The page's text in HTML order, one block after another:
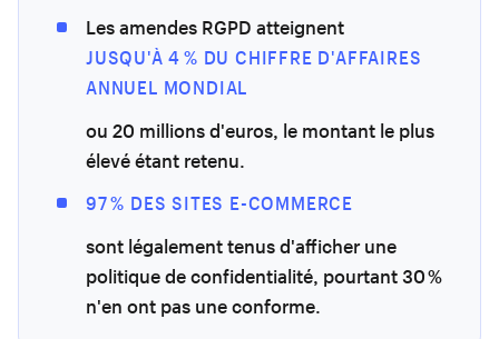
Les amendes RGPD atteignent
JUSQU'À 4 % DU CHIFFRE D'AFFAIRES
ANNUEL MONDIAL
ou 20 millions d'euros, le montant le plus
élevé étant retenu.
97 % DES SITES E-COMMERCE
sont légalement tenus d'afficher une
politique de confidentialité, pourtant 30 %
n'en ont pas une conforme.